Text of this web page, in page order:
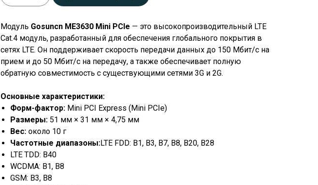
Модуль Gosuncn ME3630 Mini PCIe — это высокопроизводительный LTE
Cat.4 модуль, разработанный для обеспечения глобального покрытия в
сетях LTE. Он поддерживает скорость передачи данных до 150 Мбит/с на
прием и до 50 Мбит/с на передачу, а также обеспечивает полную
обратную совместимость с существующими сетями 3G и 2G.
Основные характеристики:
Форм-фактор: Mini PCI Express (Mini PCIe)
Размеры: 51 мм × 31 мм × 4,75 мм
Вес: около 10 г
Частотные диапазоны:LTE FDD: B1, B3, B7, B8, B20, B28
LTE TDD: B40
WCDMA: B1, B8
GSM: B3, B8